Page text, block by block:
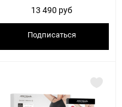
13 490 руб
Подписаться